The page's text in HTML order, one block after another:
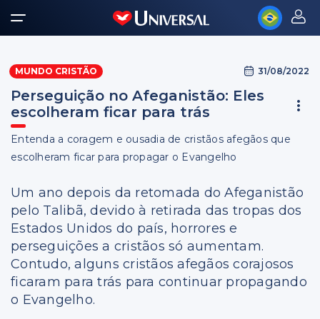
MUNDO CRISTÃO 31/08/2022
Perseguição no Afeganistão: Eles
escolheram ficar para trás
Entenda a coragem e ousadia de cristãos afegãos que
escolheram ficar para propagar o Evangelho
Um ano depois da retomada do Afeganistão
pelo Talibã, devido à retirada das tropas dos
Estados Unidos do país, horrores e
perseguições a cristãos só aumentam.
Contudo, alguns cristãos afegãos corajosos
ficaram para trás para continuar propagando
o Evangelho.